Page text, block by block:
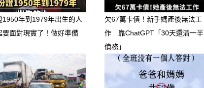
1950年到1979年出生的人
要面對現實了！做好準備
欠67萬卡債！新手媽產後無法工
作 靠ChatGPT「30天還清一半
債務」